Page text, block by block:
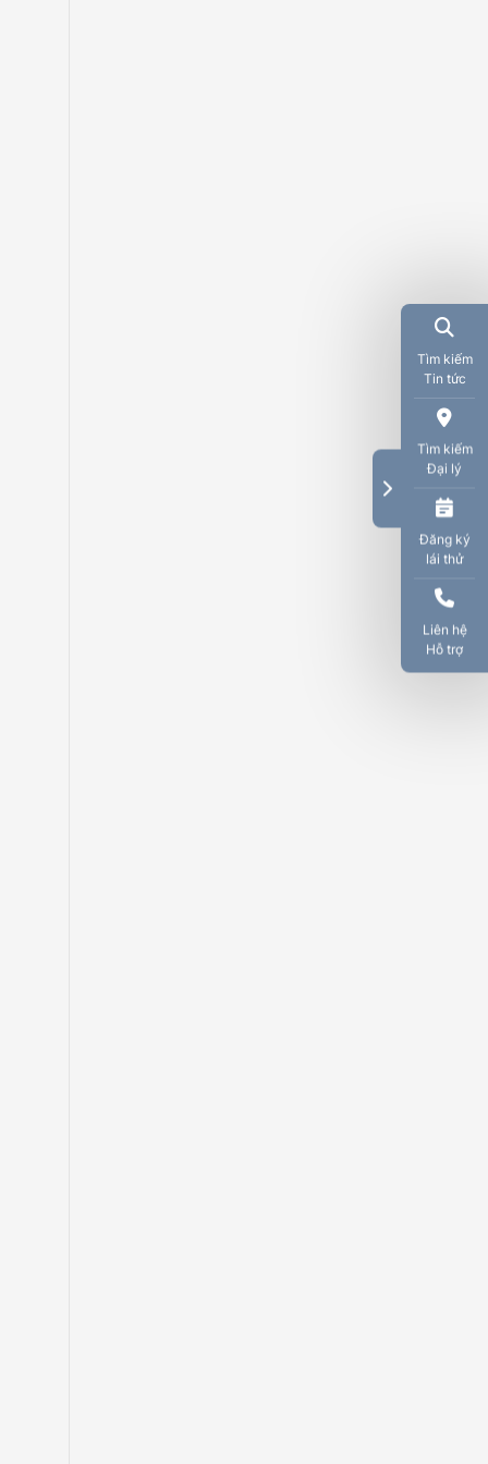
Tìm kiếm
Tin tức
Tìm kiếm
Đại lý
Đăng ký
lái thử
Liên hệ
Hỗ trợ